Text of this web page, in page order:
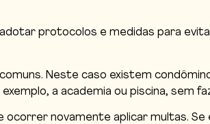
protocolos e medidas para
Neste caso existem
a academia ou piscina, sem
ocorrer novamente aplicar multas.